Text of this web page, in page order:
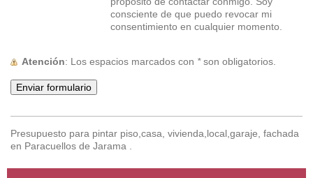
consciente de que puedo revocar mi
consentimiento en cualquier momento.
Atención : Los espacios marcados con *son obligatorios.
Presupuesto para pintar piso,casa, vivienda,local,garaje, fachada
en Paracuellos de Jarama .